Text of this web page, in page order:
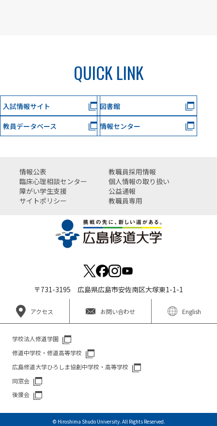
QUICK LINK
入試情報サイト 図書館
教員データベース 情報センター
情報公表
教職員採用情報
臨床心理相談センター
個人情報の取り扱い
障がい学生支援
公益通報
サイトポリシー
教職員専用
〒731-3195 広島県広島市安佐南区大塚東1-1-1
アクセス お問い合わせ English
学校法人修道学園
修道中学校・修道高等学校
広島修道大学ひろしま協創中学校・高等学校
同窓会
後援会
© Hiroshima Shudo University. All Rights Reserved.